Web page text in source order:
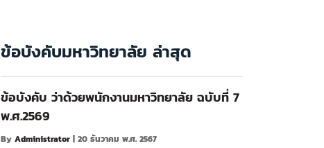
ข้อบังคับมหาวิทยาลัย ล่าสุด
ข้อบังคับ ว่าด้วยพนักงานมหาวิทยาลัย ฉบับที่ 7
พ.ศ.2569
By Administrator | 20 ธันวาคม พ.ศ. 2567